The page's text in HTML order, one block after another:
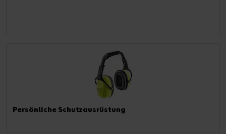
Persönliche Schutzausrüstung